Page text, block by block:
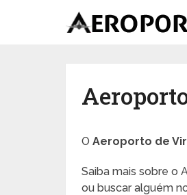
OAeroporto de
Saiba mais sobre o
ou buscar alguém